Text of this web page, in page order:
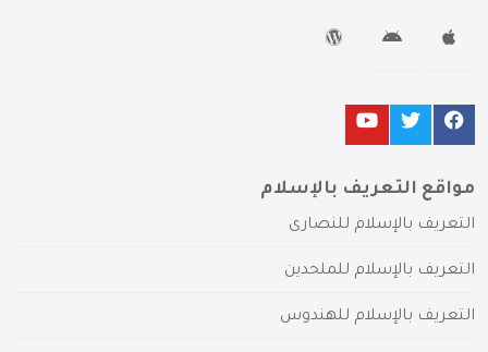
مواقع التعريف بالإسلام
التعريف بالإسلام للنصارى
التعريف بالإسلام للملحدين
التعريف بالإسلام للهندوس